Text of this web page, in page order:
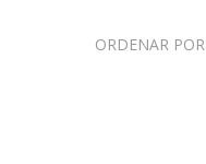
ORDENAR POR